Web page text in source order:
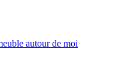
autour de moi